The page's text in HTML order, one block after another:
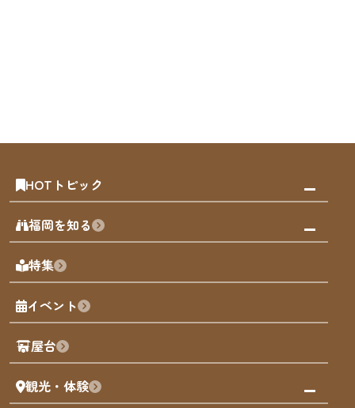
HOTトピック
みんなの旅行記
天神エリア
博多旧市街
福岡城
歴史・文化
福岡を知る
福岡の見どころ
福岡の魅力
観光カレンダー
観光PR動画
まち歩き
福岡グルメ
特集
イベント
屋台
観光・体験